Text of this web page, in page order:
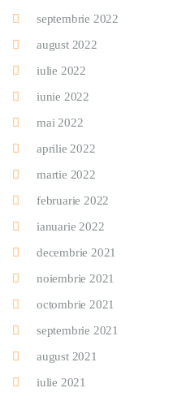
septembrie 2022
august 2022
iulie 2022
iunie 2022
mai 2022
aprilie 2022
martie 2022
februarie 2022
ianuarie 2022
decembrie 2021
noiembrie 2021
octombrie 2021
septembrie 2021
august 2021
iulie 2021